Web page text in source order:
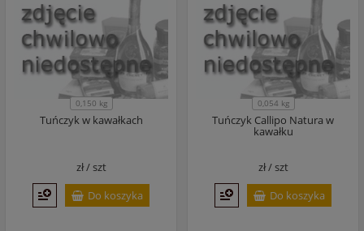
0,150 kg
Tuńczyk w kawałkach
zł /szt
Do koszyka
0,054 kg
Tuńczyk Callipo Natura w
kawałku
zł /szt
Do koszyka